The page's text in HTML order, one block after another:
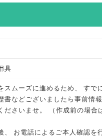
具
スムーズに進めるため
すで
書などございましたら事前情
ださいませ。 （作成前の場合
お電話によるご本人確認を